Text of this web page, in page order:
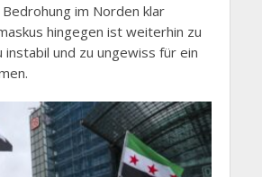
im Norden klar
hingegen ist weiterhin zu
und zu ungewiss für ein